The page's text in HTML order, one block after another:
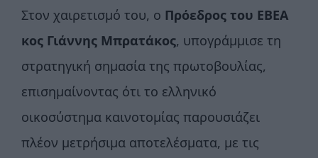
Στον χαιρετισμό του, ο Πρόεδρος του ΕΒΕΑ
κος Γιάννης Μπρατάκος, υπογράμμισε τη
στρατηγική σημασία της πρωτοβουλίας,
επισημαίνοντας ότι το ελληνικό
οικοσύστημα καινοτομίας παρουσιάζει
πλέον μετρήσιμα αποτελέσματα, με τις